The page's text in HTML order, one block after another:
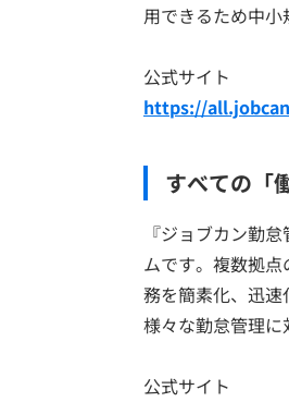
用できるため中小
公式サイト
https://
すべての「
『ジョブカン勤
ムです。複数拠
務を簡素化、迅速
様々な勤怠管理に
公式サイト